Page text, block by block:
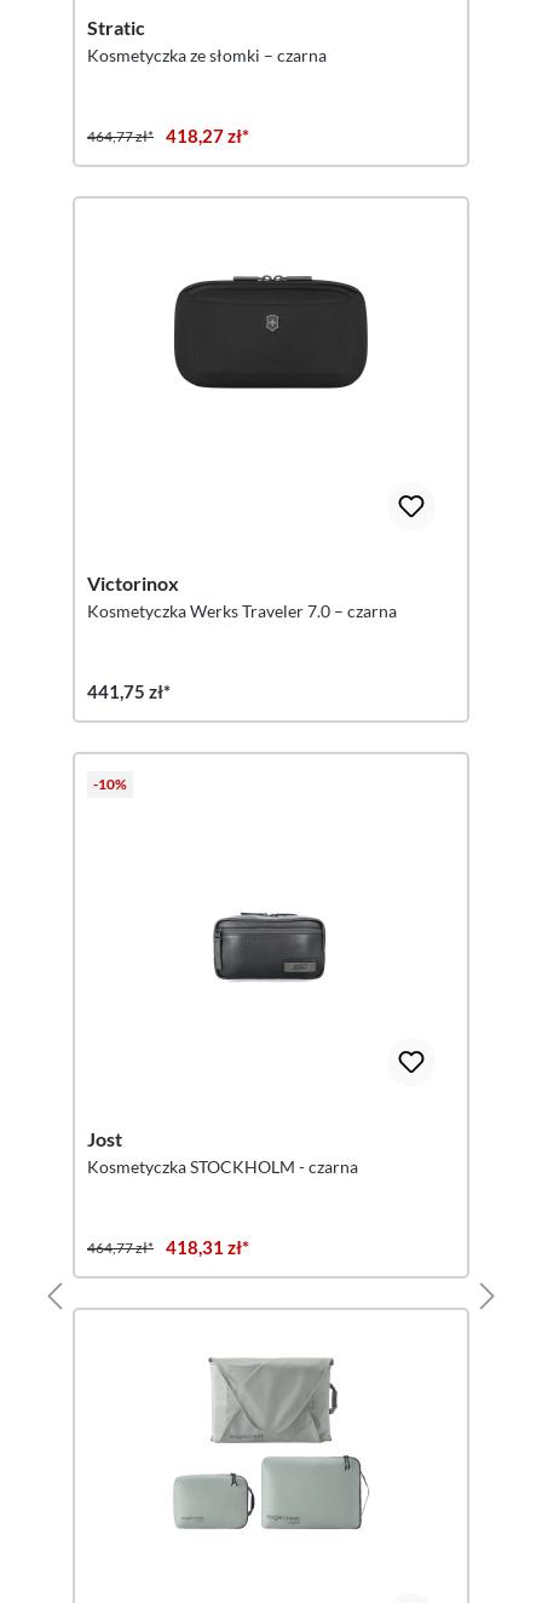
Stratic
Kosmetyczka ze słomki – czarna
464,77 zł* 418,27 zł*
Victorinox
Kosmetyczka Werks Traveler 7.0 – czarna
441,75 zł*
-10%
Jost
Kosmetyczka STOCKHOLM - czarna
464,77 zł* 418,31 zł*